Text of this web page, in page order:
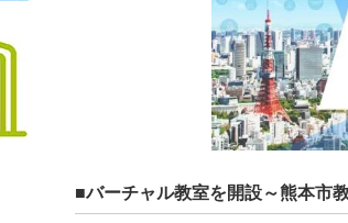
■バーチャル教室を開設～熊本市